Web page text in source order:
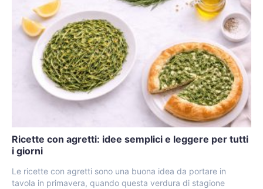
Ricette con agretti: idee semplici e leggere per tutti
i giorni
Le ricette con agretti sono una buona idea da portare in
tavola in primavera, quando questa verdura di stagione